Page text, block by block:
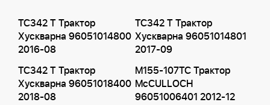
TC342 T Трактор
Хускварна 96051014800
2016-08
TC342 T Трактор
Хускварна 96051014801
2017-09
TC342 T Трактор
Хускварна 96051018400
2018-08
M155-107TC Трактор
McCULLOCH
96051006401 2012-12